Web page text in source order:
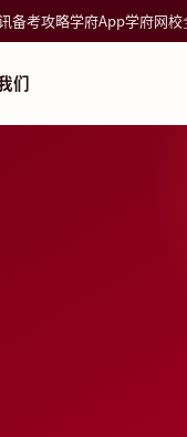
备考攻略学府App学府网校
们